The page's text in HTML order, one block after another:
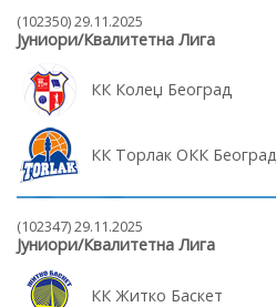
(102350) 29.11.2025
Јуниори/Квалитетна Лига
КК Колеџ Београд
КК Торлак ОКК Београд
(102347) 29.11.2025
Јуниори/Квалитетна Лига
КК Житко Баскет